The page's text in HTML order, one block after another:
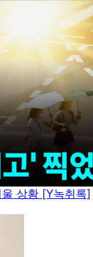
상황 [Y녹취록]